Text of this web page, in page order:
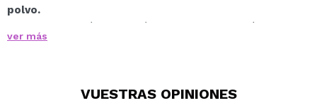
polvo.
Me hace muchísima ilusión que por fin esté en tus
manos mi “alegría” ✨ de Alma x Corazona.
Sino 6 sensaciones:
ver más
VUESTRAS OPINIONES